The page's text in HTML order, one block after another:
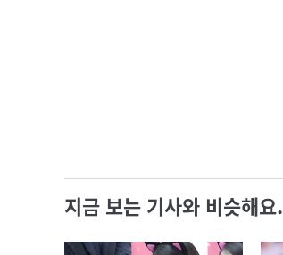
지금 보는 기사와 비슷해요.